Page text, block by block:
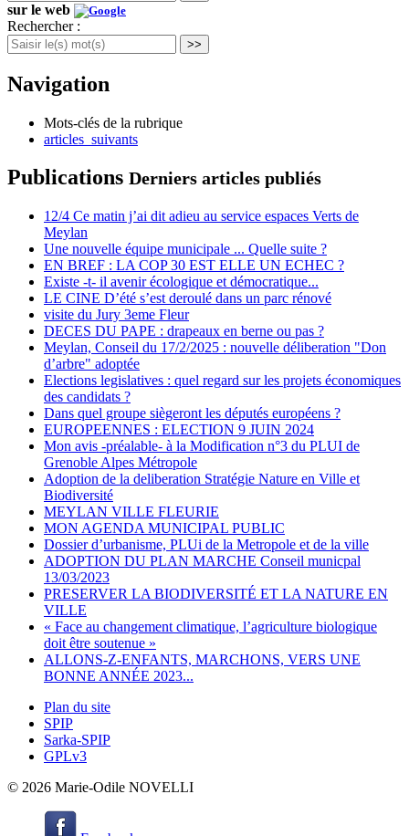
sur le web
Rechercher :
>>
Navigation
Mots-clés de la rubrique
articles_suivants
Publications Derniers articles publiés
12/4 Ce matin j’ai dit adieu au service espaces Verts de
Meylan
Une nouvelle équipe municipale ... Quelle suite ?
EN BREF : LA COP 30 EST ELLE UN ECHEC ?
Existe -t- il avenir écologique et démocratique...
LE CINE D’été s’est deroulé dans un parc rénové
visite du Jury 3eme Fleur
DECES DU PAPE : drapeaux en berne ou pas ?
Meylan, Conseil du 17/2/2025 : nouvelle déliberation "Don
d’arbre" adoptée
Elections legislatives : quel regard sur les projets économiques
des candidats ?
Dans quel groupe siègeront les députés européens ?
EUROPEENNES : ELECTION 9 JUIN 2024
Mon avis -préalable- à la Modification n°3 du PLUI de
Grenoble Alpes Métropole
Adoption de la deliberation Stratégie Nature en Ville et
Biodiversité
MEYLAN VILLE FLEURIE
MON AGENDA MUNICIPAL PUBLIC
Dossier d’urbanisme, PLUi de la Metropole et de la ville
ADOPTION DU PLAN MARCHE Conseil municpal
13/03/2023
PRESERVER LA BIODIVERSITÉ ET LA NATURE EN
VILLE
« Face au changement climatique, l’agriculture biologique
doit être soutenue »
ALLONS-Z-ENFANTS, MARCHONS, VERS UNE
BONNE ANNÉE 2023...
Plan du site
SPIP
Sarka-SPIP
GPLv3
© 2026 Marie-Odile NOVELLI